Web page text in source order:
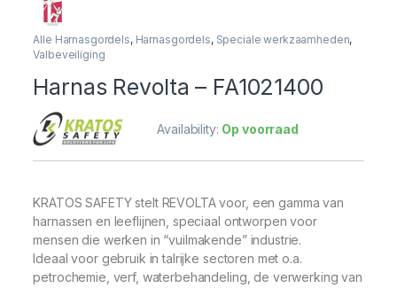
Alle Harnasgordels, Harnasgordels, Speciale werkzaamheden,
Valbeveiliging
Harnas Revolta – FA1021400
Availability: Op voorraad
KRATOS SAFETY stelt REVOLTA voor, een gamma van
harnassen en leeflijnen, speciaal ontworpen voor
mensen die werken in “vuilmakende” industrie.
Ideaal voor gebruik in talrijke sectoren met o.a.
petrochemie, verf, waterbehandeling, de verwerking van